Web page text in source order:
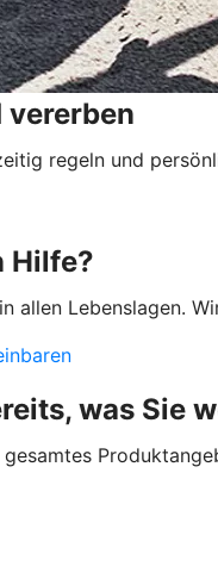
vererben
regeln und
Hilfe?
allen Lebenslagen.
was Sie
gesamtes